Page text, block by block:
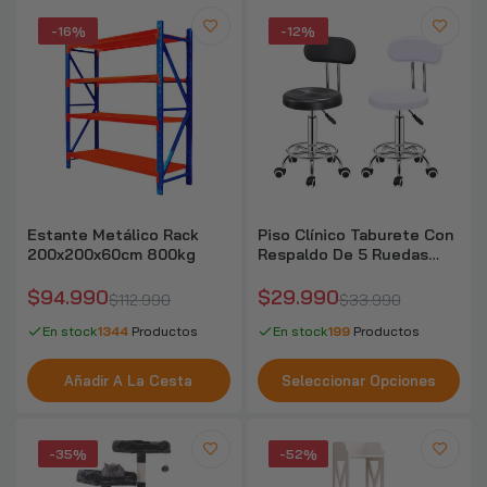
Colchoneta Deportiva 80 Densidad 100 X 50
X 5cm B00st Fitness
$8.590
$11.990
$48.990 $69.990
Zapatos Zapatilla De Seguridad Safety
Shoes
$22.990
$45.990
Escritorio Esquinero Forma L Oficina
140x60x75cm Chic Home
-16%
Estante Metálico Rack
200x200x60cm 800kg
$94.990$112.990
En stock1344 Productos
Añadir A La Cesta
-12%
Piso Clínico Taburete Con
Respaldo De 5 Ruedas
$29.990$33.990
En stock199Productos
Seleccionar Opciones
-35% -52%